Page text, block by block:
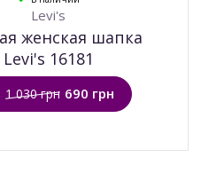
Levi's
женская шапка
Levi's 16181
1 030 грн 690 грн